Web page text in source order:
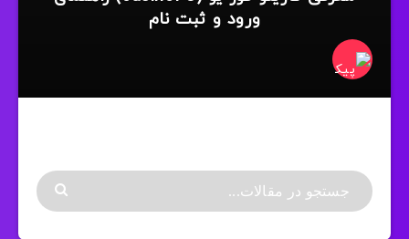
ورود و ثبت نام